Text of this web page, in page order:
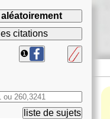
aléatoirement
les citations
❶
liste de sujets